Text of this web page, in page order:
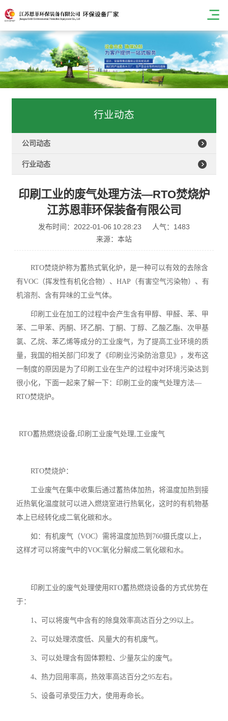
行业动态
公司动态
行业动态
印刷工业的废气处理方法—RTO焚烧炉
江苏恩菲环保装备有限公司
发布时间：2022-01-06 10:28:23
人气：1483
来源：本站
RTO焚烧炉称为蓄热式氧化炉，是一种可以有效的去除含
有VOC（挥发性有机化合物）、HAP（有害空气污染物）、有
机溶剂、含有异味的工业气体。
印刷工业在加工的过程中会产生含有甲醇、甲醛、苯、甲
苯、二甲苯、丙酮、环乙酮、丁酮、丁醇、乙酸乙酯、次甲基
氯、乙烷、苯乙烯等成分的工业废气，为了提高工业环境的质
量，我国的相关部门印发了《印刷业污染防治意见》，发布这
一制度的原因是为了印刷工业在生产的过程中对环境污染达到
很小化，下面一起来了解一下：印刷工业的废气处理方法—
RTO焚烧炉。
RTO蓄热燃烧设备,印刷工业废气处理,工业废气
RTO焚烧炉 ：
工业废气在集中收集后通过蓄热体加热，将温度加热到接
近热氧化温度就可以进入燃烧室进行热氧化，这时的有机物基
本上已经转化成二氧化碳和水。
如：有机废气（VOC）需将温度加热到760摄氏度以上，
这样才可以将废气中的VOC氧化分解成二氧化碳和水。
印刷工业的废气处理使用RTO蓄热燃烧设备的方式优势在
于：
1、可以将废气中含有的除臭效率高达百分之99以上。
2、可以处理浓度低、风量大的有机废气。
3、可以处理含有固体颗粒、少量灰尘的废气。
4、热力回用率高，热效率高达百分之95左右。
5、设备可承受压力大，使用寿命长。